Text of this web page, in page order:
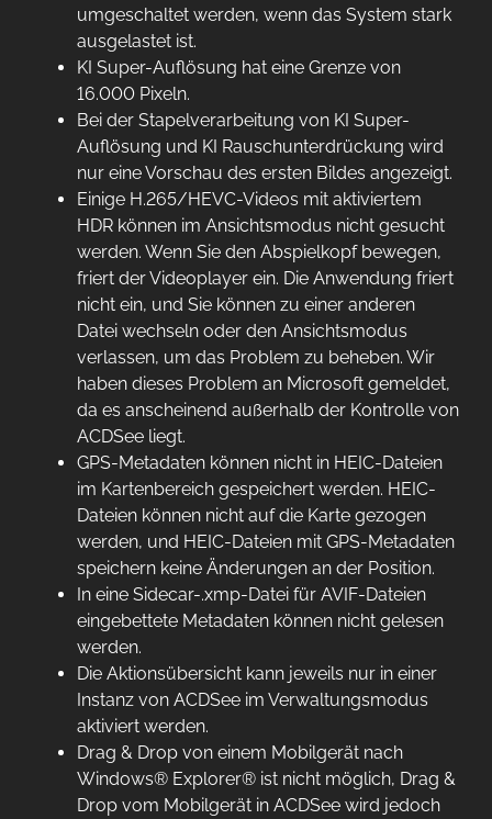
umgeschaltet werden, wenn das System stark
ausgelastet ist.
KI Super-Auflösung hat eine Grenze von
16.000 Pixeln.
Bei der Stapelverarbeitung von KI Super-
Auflösung und KI Rauschunterdrückung wird
nur eine Vorschau des ersten Bildes angezeigt.
Einige H.265/HEVC-Videos mit aktiviertem
HDR können im Ansichtsmodus nicht gesucht
werden. Wenn Sie den Abspielkopf bewegen,
friert der Videoplayer ein. Die Anwendung friert
nicht ein, und Sie können zu einer anderen
Datei wechseln oder den Ansichtsmodus
verlassen, um das Problem zu beheben. Wir
haben dieses Problem an Microsoft gemeldet,
da es anscheinend außerhalb der Kontrolle von
ACDSee liegt.
GPS-Metadaten können nicht in HEIC-Dateien
im Kartenbereich gespeichert werden. HEIC-
Dateien können nicht auf die Karte gezogen
werden, und HEIC-Dateien mit GPS-Metadaten
speichern keine Änderungen an der Position.
In eine Sidecar-.xmp-Datei für AVIF-Dateien
eingebettete Metadaten können nicht gelesen
werden.
Die Aktionsübersicht kann jeweils nur in einer
Instanz von ACDSee im Verwaltungsmodus
aktiviert werden.
Drag & Drop von einem Mobilgerät nach
Windows® Explorer® ist nicht möglich, Drag &
Drop vom Mobilgerät in ACDSee wird jedoch